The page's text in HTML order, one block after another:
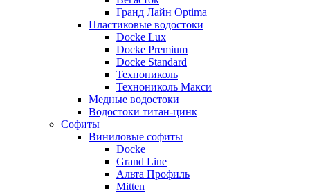
Гранд Лайн Optima
Пластиковые водостоки
Docke Lux
Docke Premium
Docke Standard
Технониколь
Технониколь Макси
Медные водостоки
Водостоки титан-цинк
Софиты
Виниловые софиты
Docke
Grand Line
Альта Профиль
Mitten